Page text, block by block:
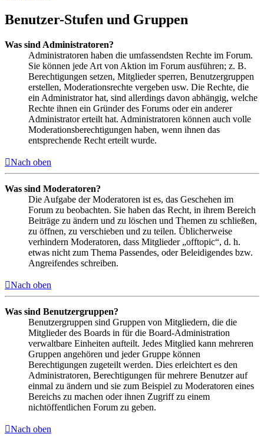
Benutzer-Stufen und Gruppen
Was sind Administratoren?
Administratoren haben die umfassendsten Rechte im Forum.
Sie können jede Art von Aktion im Forum ausführen; z. B.
Berechtigungen setzen, Mitglieder sperren, Benutzergruppen
erstellen, Moderationsrechte vergeben usw. Die Rechte, die
ein Administrator hat, sind allerdings davon abhängig, welche
Rechte ihnen ein Gründer des Forums oder ein anderer
Administrator erteilt hat. Administratoren können auch volle
Moderationsberechtigungen haben, wenn ihnen das
entsprechende Recht erteilt wurde.
Nach oben
Was sind Moderatoren?
Die Aufgabe der Moderatoren ist es, das Geschehen im
Forum zu beobachten. Sie haben das Recht, in ihrem Bereich
Beiträge zu ändern und zu löschen und Themen zu schließen,
zu öffnen, zu verschieben und zu teilen. Üblicherweise
verhindern Moderatoren, dass Mitglieder „offtopic“, d. h.
etwas nicht zum Thema Passendes, oder Beleidigendes bzw.
Angreifendes schreiben.
Nach oben
Was sind Benutzergruppen?
Benutzergruppen sind Gruppen von Mitgliedern, die die
Mitglieder des Boards in für die Board-Administration
verwaltbare Einheiten aufteilt. Jedes Mitglied kann mehreren
Gruppen angehören und jeder Gruppe können
Berechtigungen zugeteilt werden. Dies erleichtert es den
Administratoren, Berechtigungen für mehrere Benutzer auf
einmal zu ändern und sie zum Beispiel zu Moderatoren eines
Bereichs zu machen oder ihnen Zugriff zu einem
nichtöffentlichen Forum zu geben.
Nach oben